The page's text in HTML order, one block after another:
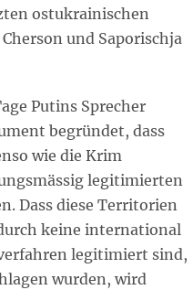
ostukrainischen
und Saporischja
Putins Sprecher
begründet, dass
wie die Krim
legitimierten
Dass diese Territorien
keine international
legitimiert sind,
wurden, wird